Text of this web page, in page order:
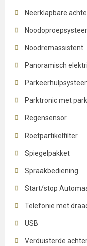
Neerklapbare
Noodremassistent
Panoramisch
Parktronic met
Regensensor
Roetpartikelfilter
Spiegelpakket
Spraakbediening
Start/stop
Telefonie met
USB
Verduisterde